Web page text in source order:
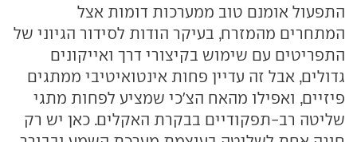
התפעול אומנם טוב ממערכות דומות אצל
המתחרים מהמזרח, בעיקר הודות לסידור הגיוני של
התפריטים עם שימוש בקיצורי דרך ואייקונים
גדולים, אבל זה עדיין פחות אינטואיטיבי ממתגים
פיזיים, ואפילו מהאח הצ'כי שמציע לפחות מתגי
שליטה רב-תפקודיים בבקרת האקלים. כאן יש רק